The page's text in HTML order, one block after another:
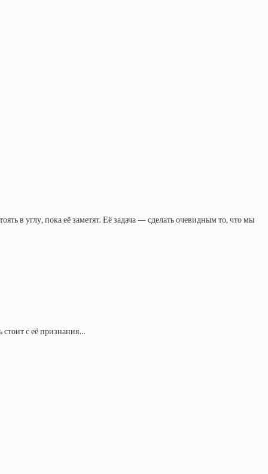
в углу, пока её заметят. Её задача — сделать очевидным то, что мы
стоит с её признания…